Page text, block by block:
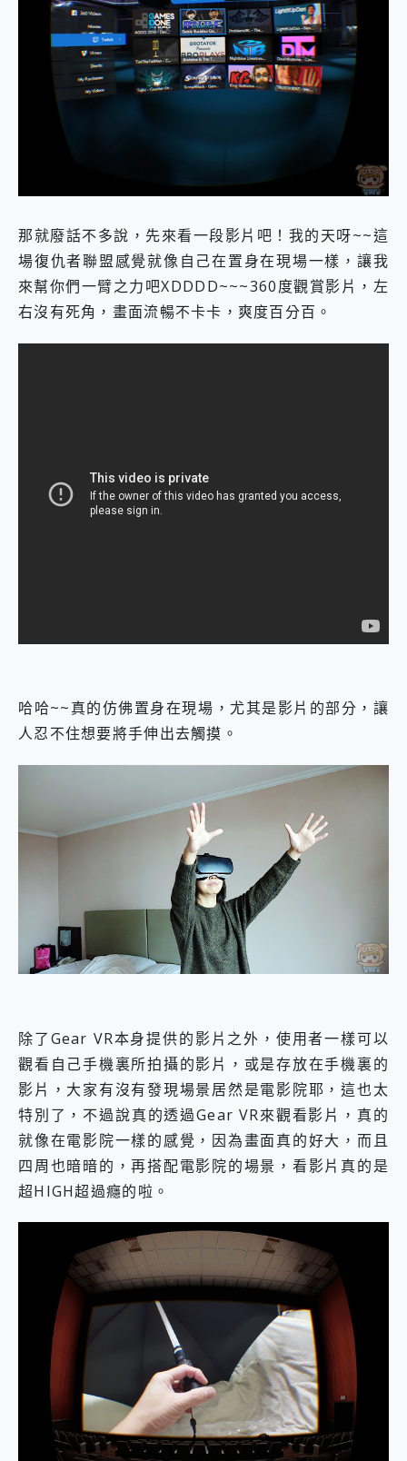
那就廢話不多說，先來看一段影片吧！我的天呀~~這
場復仇者聯盟感覺就像自己在置身在現場一樣，讓我
來幫你們一臂之力吧XDDDD~~~360度觀賞影片，左
右沒有死角，畫面流暢不卡卡，爽度百分百。
哈哈~~真的仿佛置身在現場，尤其是影片的部分，讓
人忍不住想要將手伸出去觸摸。
除了Gear VR本身提供的影片之外，使用者一樣可以
觀看自己手機裏所拍攝的影片，或是存放在手機裏的
影片，大家有沒有發現場景居然是電影院耶，這也太
特別了，不過說真的透過Gear VR來觀看影片，真的
就像在電影院一樣的感覺，因為畫面真的好大，而且
四周也暗暗的，再搭配電影院的場景，看影片真的是
超HIGH超過癮的啦。